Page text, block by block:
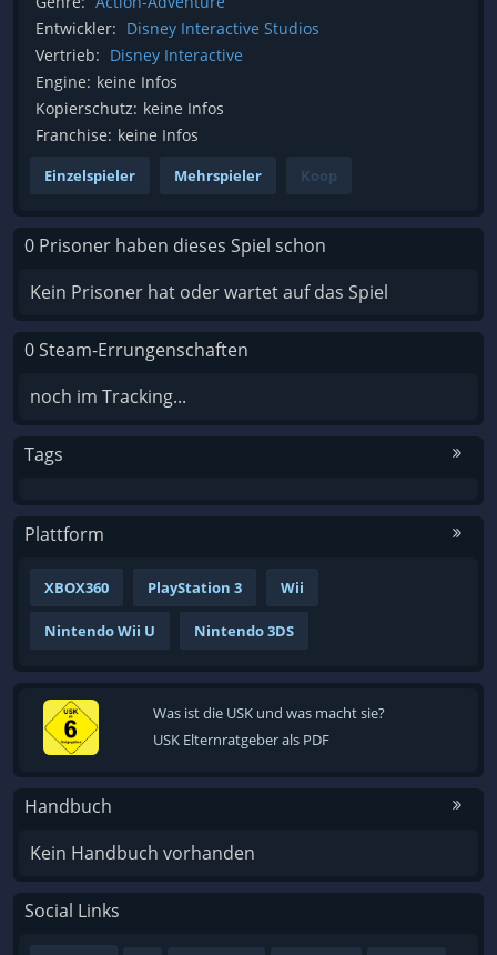
Entwickler: Disney Interactive Studios
Vertrieb: Disney Interactive
Engine: keine Infos
Kopierschutz: keine Infos
Franchise: keine Infos
Einzelspieler Mehrspieler Koop
0 Prisoner haben dieses Spiel schon
Kein Prisoner hat oder wartet auf das Spiel
0 Steam-Errungenschaften
noch im Tracking...
Tags
Plattform
XBOX360 PlayStation 3 Wii
Nintendo Wii U Nintendo 3DS
Was ist die USK und was macht sie?
USK Elternratgeber als PDF
Handbuch
Kein Handbuch vorhanden
Social Links